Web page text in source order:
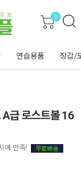
0
연습용품 장갑/
A급 로스트볼 16
에 만족!